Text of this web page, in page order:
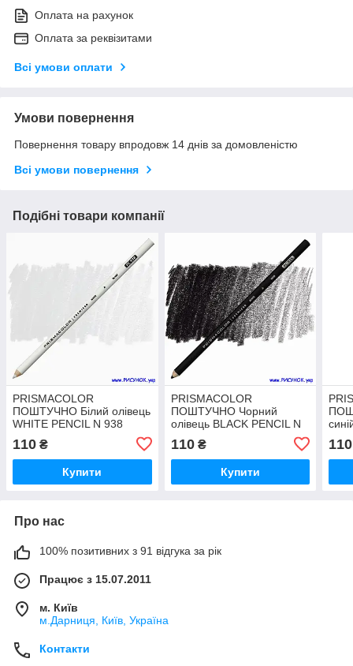
Оплата на рахунок
Оплата за реквізитами
Всі умови оплати
Умови повернення
Повернення товару впродовж 14 днів за домовленістю
Всі умови повернення
Подібні товари компанії
PRISMACOLOR
ПОШТУЧНО Білий олівець
WHITE PENCIL N 938
110 ₴
Купити
PRISMACOLOR
ПОШТУЧНО Чорний
олівець BLACK PENCIL N
110₴
Купити
110
Про нас
100% позитивних з 91 відгука за рік
Працює з 15.07.2011
м. Київ
м.Дарниця, Київ, Україна
Контакти